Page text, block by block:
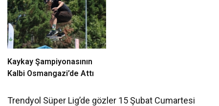
Kaykay Şampiyonasının
Kalbi Osmangazi’de Attı
Trendyol Süper Lig’de gözler 15 Şubat Cumartesi